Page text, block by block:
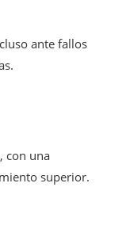
ante fallos
, con una
superior.